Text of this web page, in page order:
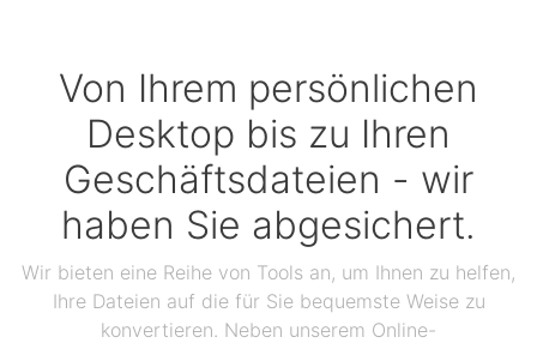
Von Ihrem persönlichen
Desktop bis zu Ihren
Geschäftsdateien - wir
haben Sie abgesichert.
Wir bieten eine Reihe von Tools an, um Ihnen zu helfen,
Ihre Dateien auf die für Sie bequemste Weise zu
konvertieren. Neben unserem Online-